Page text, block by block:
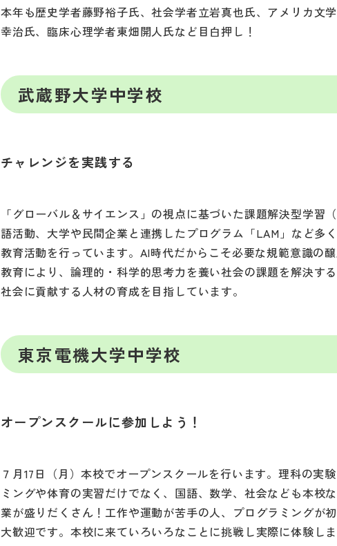
本年も歴史学者藤野裕子氏、社会学者立岩真也氏、アメリカ文
幸治氏、臨床心理学者東畑開人氏など目白押し！
武蔵野大学中学校
チャレンジを実践する
「グローバル＆サイエンス」の視点に基づいた課題解決型学習
語活動、大学や民間企業と連携したプログラム「LAM」など多
教育活動を行っています。AI時代だからこそ必要な規範意識の
教育により、論理的・科学的思考力を養い社会の課題を解決す
社会に貢献する人材の育成を目指しています。
東京電機大学中学校
オープンスクールに参加しよう！
７月17日（月）本校でオープンスクールを行います。理科の実
ミングや体育の実習だけでなく、国語、数学、社会なども本校
業が盛りだくさん！工作や運動が苦手の人、プログラミングが
大歓迎です。本校に来ていろいろなことに挑戦し実際に体験し